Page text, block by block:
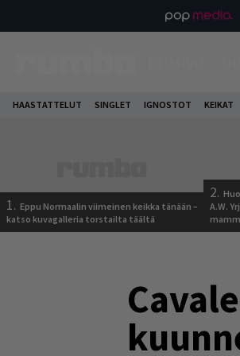
HAASTATTELUT SINGLET IGNOSTOT KEIKAT
1. Eppu Normaalin viimeinen keikka tänään –
katso kuvagalleria torstailta täältä
2.
A.W.